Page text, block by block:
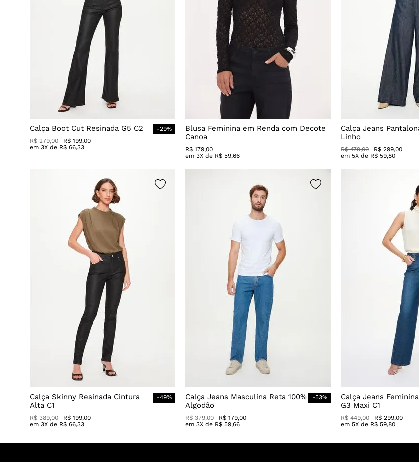
Calça Boot Cut Resinada G5 C2 -29%
R$ 279,00 R$ 199,00
em 3X de R$ 66,33
Blusa Feminina em Renda com Decote
Canoa
R$ 179,00
em 3X de R$ 59,66
Calça Jeans
Linho
R$ 479,00 R$ 299,00
em 5X de R$ 59,80
Calça Skinny Resinada Cintura
Alta C1
-49%
R$ 389,00 R$ 199,00
em 3X de R$ 66,33
Calça Jeans Masculina Reta 100%
Algodão
-53%
R$ 379,00 R$ 179,00
em 3X de R$ 59,66
Calça Jeans
G3 Maxi C1
R$ 449,00 R$ 299,00
em 5X de R$ 59,80